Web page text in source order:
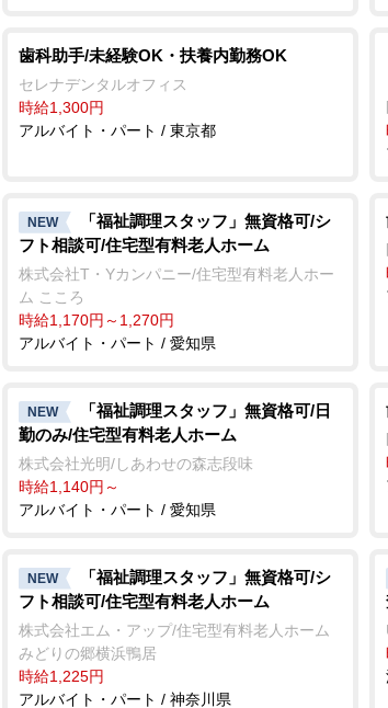
歯科助手/未経験OK・扶養内勤務OK
セレナデンタルオフィス
時給1,300円
アルバイト・パート / 東京都
NEW
「福祉調理スタッフ」無資格可/シ
フト相談可/住宅型有料老人ホーム
株式会社T・Yカンパニー/住宅型有料老人ホー
ム こころ
時給1,170円～1,270円
アルバイト・パート / 愛知県
NEW
「福祉調理スタッフ」無資格可/日
勤のみ/住宅型有料老人ホーム
株式会社光明/しあわせの森志段味
時給1,140円～
アルバイト・パート / 愛知県
NEW
「福祉調理スタッフ」無資格可/シ
フト相談可/住宅型有料老人ホーム
株式会社エム・アップ/住宅型有料老人ホーム
みどりの郷横浜鴨居
時給1,225円
アルバイト・パート / 神奈川県